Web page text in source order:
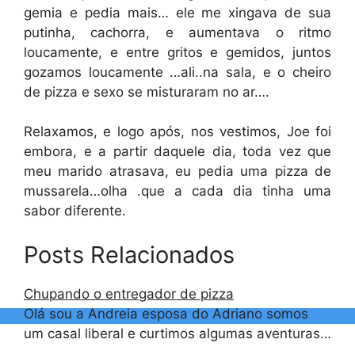
gemia e pedia mais… ele me xingava de sua
putinha, cachorra, e aumentava o ritmo
loucamente, e entre gritos e gemidos, juntos
gozamos loucamente …ali..na sala, e o cheiro
de pizza e sexo se misturaram no ar….
Relaxamos, e logo após, nos vestimos, Joe foi
embora, e a partir daquele dia, toda vez que
meu marido atrasava, eu pedia uma pizza de
mussarela…olha .que a cada dia tinha uma
sabor diferente.
Posts Relacionados
Chupando o entregador de pizza
Olá sou a Andreia esposa do Adriano somos
um casal liberal e curtimos algumas aventuras…